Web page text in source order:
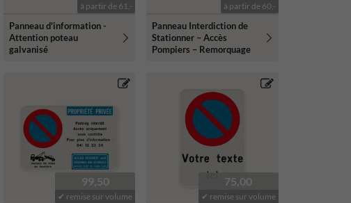
à partir de 61,-
Panneau d'information -
Attention poteau
galvanisé
à partir de 60,-
Panneau Interdiction de
Stationner – Accès
Pompiers – Remorquage
99,50
✔ remise sur volume
75,00
✔ remise sur volume